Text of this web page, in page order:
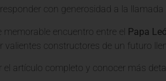
con generosidad a la llamada
memorable encuentro entre el Papa
valientes constructores de un futuro
el artículo completo y conocer más